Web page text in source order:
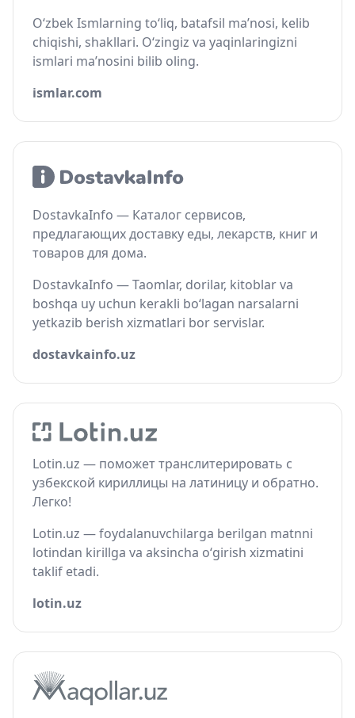
O‘zbek Ismlarning to‘liq, batafsil ma’nosi, kelib
chiqishi, shakllari. O‘zingiz va yaqinlaringizni
ismlari ma’nosini bilib oling.
ismlar.com
DostavkaInfo — Каталог сервисов,
предлагающих доставку еды, лекарств, книг и
товаров для дома.
DostavkaInfo — Taomlar, dorilar, kitoblar va
boshqa uy uchun kerakli bo‘lagan narsalarni
yetkazib berish xizmatlari bor servislar.
dostavkainfo.uz
Lotin.uz — поможет транслитерировать с
узбекской кириллицы на латиницу и обратно.
Легко!
Lotin.uz — foydalanuvchilarga berilgan matnni
lotindan kirillga va aksincha o‘girish xizmatini
taklif etadi.
lotin.uz